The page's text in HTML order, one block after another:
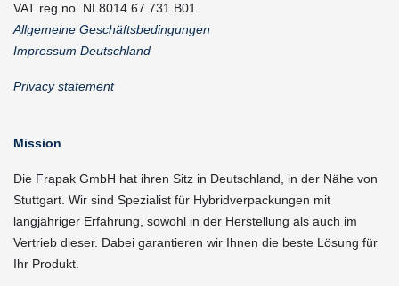
VAT reg.no. NL8014.67.731.B01
Allgemeine Geschäftsbedingungen
Impressum Deutschland
Privacy statement
Mission
Die Frapak GmbH hat ihren Sitz in Deutschland, in der Nähe von
Stuttgart. Wir sind Spezialist für Hybridverpackungen mit
langjähriger Erfahrung, sowohl in der Herstellung als auch im
Vertrieb dieser. Dabei garantieren wir Ihnen die beste Lösung für
Ihr Produkt.